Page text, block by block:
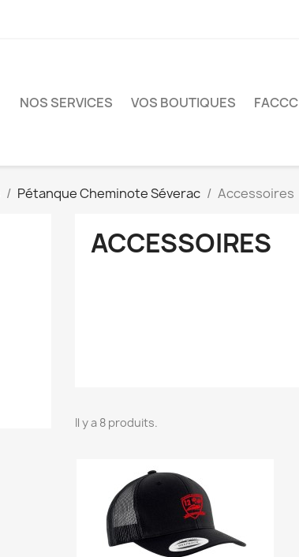
NOS SERVICES VOS BOUTIQUES FACCC
Pétanque Cheminote Séverac Accessoires
ACCESSOIRES
Il y a 8 produits.